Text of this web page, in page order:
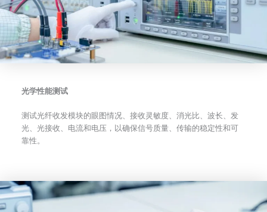
光学性能测试
测试光纤收发模块的眼图情况、接收灵敏度、消光比、波长、发
光、光接收、电流和电压，以确保信号质量、传输的稳定性和可
靠性。